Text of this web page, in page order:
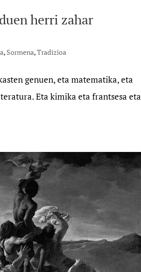
herri zahar
, Sormena,Tradizioa
genuen, eta matematika, eta
Eta kimika eta frantsesa eta